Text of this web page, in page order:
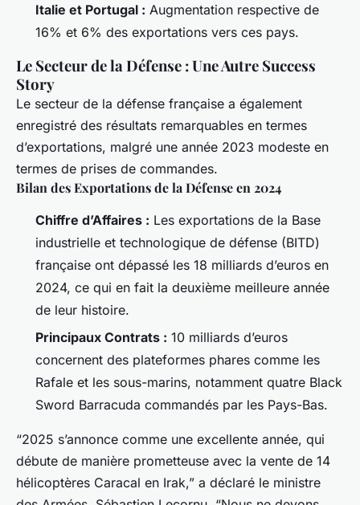
Italie et Portugal : Augmentation respective de
16% et 6% des exportations vers ces pays.
Le Secteur de la Défense : Une Autre Success
Story
Le secteur de la défense française a également
enregistré des résultats remarquables en termes
d’exportations, malgré une année 2023 modeste en
termes de prises de commandes.
Bilan des Exportations de la Défense en 2024
Chiffre d’Affaires : Les exportations de la Base
industrielle et technologique de défense (BITD)
française ont dépassé les 18 milliards d’euros en
2024, ce qui en fait la deuxième meilleure année
de leur histoire.
Principaux Contrats : 10 milliards d’euros
concernent des plateformes phares comme les
Rafale et les sous-marins, notamment quatre Black
Sword Barracuda commandés par les Pays-Bas.
“2025 s’annonce comme une excellente année, qui
débute de manière prometteuse avec la vente de 14
hélicoptères Caracal en Irak,” a déclaré le ministre